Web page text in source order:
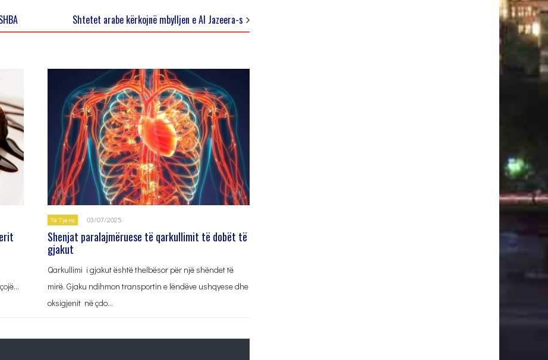
Shtetet arabe kërkojnë mbylljen e Al Jazeera-s
Të Tjera 03/07/2025
Shenjat paralajmëruese të qarkullimit të dobët të
gjakut
Qarkullimi i gjakut është thelbësor për një shëndet të
mirë. Gjaku ndihmon transportin e lëndëve ushqyese dhe
oksigjenit në çdo…